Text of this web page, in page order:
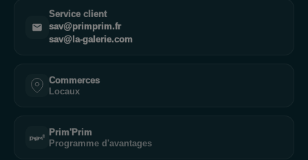
Service client
sav@primprim.fr
sav@la-galerie.com
Commerces
Locaux
Prim'Prim
Programme d'avantages